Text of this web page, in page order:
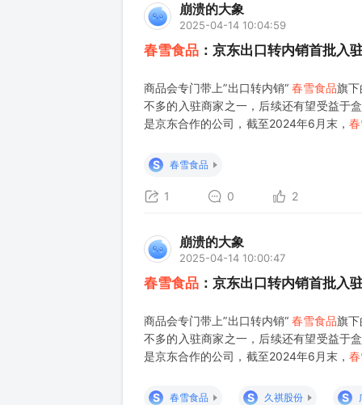
崩溃的大象
2025-04-14 10:04:59
春雪食品 ：京东出口转内销首批
商品会专门带上”出口转内销“ 春雪食品旗
不多的入驻商家之一，后续还有望受益于
是京东合作的公司，截至2024年6月末，
家接受的就是食品类，而A股中大多
S 春雪食品
1 0 2
崩溃的大象
2025-04-14 10:00:47
春雪食品 ：京东出口转内销首批
商品会专门带上”出口转内销“ 春雪食品旗
不多的入驻商家之一，后续还有望受益于
是京东合作的公司，截至2024年6月末，
家接受的就是食品类，而A股中大多
S 春雪食品 S 久祺股份 S